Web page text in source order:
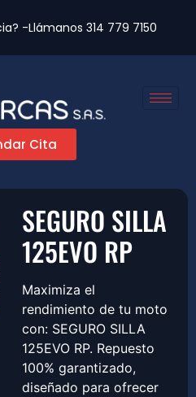
-Llámanos 314 779 7150
Cita
SEGURO SILLA
125EVO RP
Maximiza el
rendimiento de tu moto
con: SEGURO SILLA
125EVO RP. Repuesto
100% garantizado,
diseñado para ofrecer